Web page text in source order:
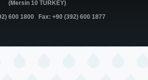
(Mersin 10 TURKEY)
600 1800 Fax: +90 (392) 600 1877